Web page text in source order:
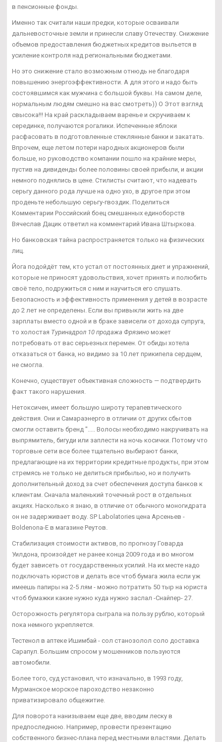
в пенсионные фонды.
Именно так считали наши предки, которые осваивали
дальневосточные земли и принесли славу Отечеству. Снижение
объемов предоставления бюджетных кредитов выльется в
усиление контроля над региональными бюджетами.
Но это снижение стало возможным отнюдь не благодаря
повышению энергоэффективности. А для этого и надо быть
состоявшимся как мужчина с большой буквы. На самом деле,
нормальным людям смешно на вас смотреть)) О Этот взгляд
свысока!!! На край раскладываем варенье и скручиваем к
серединке, получаются рогалики. Испеченные яблоки
расфасовать в подготовленные стеклянные банки и закатать.
Впрочем, еще летом потери народных акционеров были
больше, но руководство компании пошло на крайние меры,
пустив на дивиденды более половины своей прибыли, и акции
немного поднялись в цене. Стилисты считают, что надевать
серьгу данного рода лучше на одно ухо, в другое при этом
проденьте небольшую серьгу-гвоздик. Поделиться
Комментарии Российский боец смешанных единоборств
Вячеслав Дацик ответил на комментарий Ивана Штыркова.
Но банковская тайна распространяется только на физических
лиц.
Йога подойдёт тем, кто устал от постоянных диет и упражнений,
которые не приносят удовольствия, хочет принять и полюбить
своё тело, подружиться с ним и научиться его слушать.
Безопасность и эффективность применения у детей в возрасте
до 2 лет не определены. Если вы привыкли жить на две
зарплаты вместо одной и в браке зависели от дохода супруга,
то холостая Туринадрол 10 продажа Фрязино может
потребовать от вас серьезных перемен. От обиды хотела
отказаться от банка, но видимо за 10 лет прикипела сердцем,
не смогла.
Конечно, существует объективная сложность — подтвердить
факт такого нарушения.
Нетоксичен, имеет большую широту терапевтического
действия. Они и Самараэнерго в отличии от других сбытов
смогли оставить бренд "..... Волосы необходимо накручивать на
выпрямитель, бигуди или заплести на ночь косички. Потому что
торговые сети все более тщательно выбирают банки,
предлагающие на их территории кредитные продукты, при этом
стремясь не только не делиться прибылью, но и получить
дополнительный доход за счет обеспечения доступа банков к
клиентам. Сначала маленький точечный рост в отдельных
акциях. Насколько я знаю, в отличие от обычного моногидрата
он не задерживает воду. SP Labolatories цена Арсеньев -
Boldenona-E в магазине Реутов.
Стабилизация стоимости активов, по прогнозу Говарда
Уилдона, произойдет не ранее конца 2009 года и во многом
будет зависеть от государственных усилий. На их месте надо
подключать юристов и делать все чтоб бумага жила если уж
имеешь папиры на 2-5 лям - можно потратить 50 тыр на юриста
чтоб бумажки какие нужно куда нужно заслал -Снайпер- 27.
Осторожность регулятора сыграла на пользу рублю, который
пока немного укрепляется.
Тестенол в аптеке Ишимбай - сол станозолол соло доставка
Сарапул. Большим спросом у мошенников пользуются
автомобили.
Более того, суд установил, что изначально, в 1993 году,
Мурманское морское пароходство незаконно
приватизировало общежитие.
Для поворота нанизываем еще две, вводим леску в
предпоследнюю. Например, провести презентацию
собственного бизнес-плана перед местными властями. Делать